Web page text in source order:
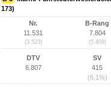
173)
Nr.
11.531
(3.523)
B-Rang
7.804
(5.409)
DTV
6.807
SV
415
(6,1%)